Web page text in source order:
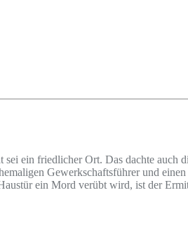
ein friedlicher Ort. Das dachte auch
Gewerkschaftsführer und
ein Mord verübt wird, ist der